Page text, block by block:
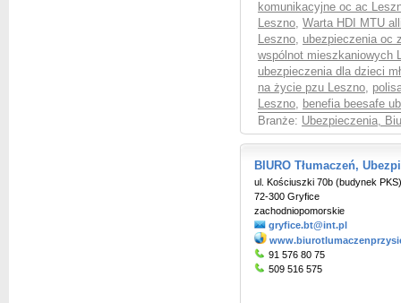
komunikacyjne oc ac
Leszno, Warta HDI MTU
Leszno, ubezpieczenia oc
wspólnot mieszkaniowych
ubezpieczenia dla dzieci
na życie pzu Leszno,
Leszno, benefia beesafe
Branże: Ubezpieczenia,
BIURO Tłumaczeń,
ul. Kościuszki 70b (budynek PKS)
72-300 Gryfice
zachodniopomorskie
gryfice.bt@int.pl
91 576 80 75
509 516 575